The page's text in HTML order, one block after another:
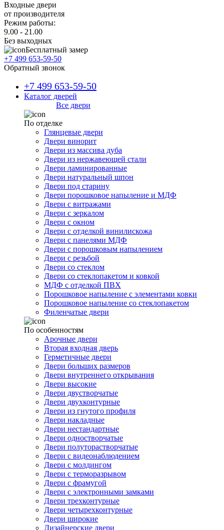
Входные двери
от производителя
Режим работы:
9.00 - 21.00
Без выходных
Бесплатный замер
+7 499 653-59-50
Обратный звонок
+7 499 653-59-50
Каталог дверей
Все двери
По отделке
Глянцевые двери
Двери винорит
Двери из массива дуба
Двери из нержавеющей стали
Двери ламинированные
Двери натуральный шпон
Двери под старину
Двери порошковое напыление и МДФ
Двери с витражами
Двери с зеркалом
Двери с окном
Двери с отделкой винилискожа
Двери с панелями МДФ
Двери с порошковым напылением
Двери с резьбой
Двери со стеклом
Двери со стеклопакетом и ковкой
МДФ с отделкой ПВХ
Порошковое напыление с элементами ковки
Порошковое напыление со стеклопакетом
Филенчатые двери
По особенностям
Арочные двери
Вторая входная дверь
Герметичные двери
Двери больших размеров
Двери внутреннего открывания
Двери высокие
Двери двустворчатые
Двери двухконтурные
Двери из гнутого профиля
Двери накладные
Двери нестандартные
Двери одностворчатые
Двери полуторастворчатые
Двери с видеонаблюдением
Двери с молдингом
Двери с терморазрывом
Двери с фрамугой
Двери с электронными замками
Двери трехконтурные
Двери четырехконтурные
Двери широкие
Дизайнерские двери